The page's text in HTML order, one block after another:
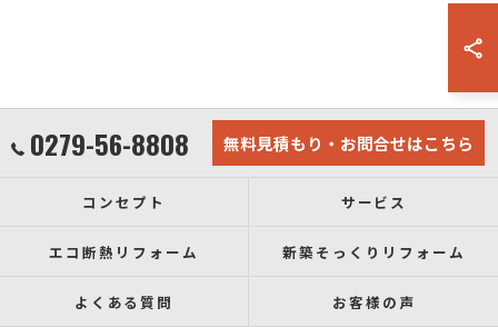
0279-56-8808 無料見積もり・お問合せはこちら
コンセプト サービス
エコ断熱リフォーム 新築そっくりリフォーム
よくある質問 お客様の声